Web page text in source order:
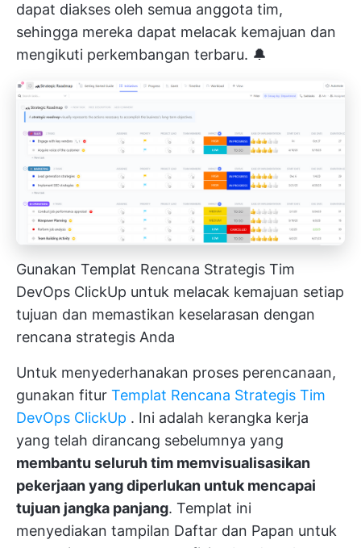
dapat diakses oleh semua anggota tim,
sehingga mereka dapat melacak kemajuan dan
mengikuti perkembangan terbaru. 🔔
Gunakan Templat Rencana Strategis Tim
DevOps ClickUp untuk melacak kemajuan setiap
tujuan dan memastikan keselarasan dengan
rencana strategis Anda
Untuk menyederhanakan proses perencanaan,
gunakan fitur Templat Rencana Strategis Tim
DevOps ClickUp . Ini adalah kerangka kerja
yang telah dirancang sebelumnya yang
membantu seluruh tim memvisualisasikan
pekerjaan yang diperlukan untuk mencapai
tujuan jangka panjang. Templat ini
menyediakan tampilan Daftar dan Papan untuk